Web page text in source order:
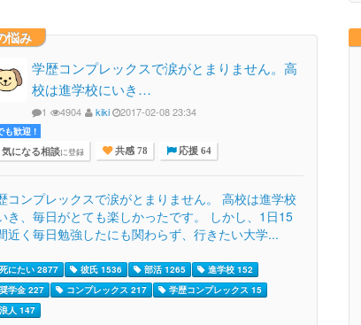
悩み
学歴コンプレックスで涙がとまりません。高
校は進学校にいき…
1 4904 kiki 2017-02-08 23:34
も歓迎 !
気になる相談に登録 共感 78 応援 64
コンプレックスで涙がとまりません。 高校は進学校
き、毎日がとても楽しかったです。 しかし、1日15
近く毎日勉強したにも関わらず、行きたい大学...
にたい 2877 彼氏 1536 部活 1265
進学校 152
学金 227
コンプレックス 217
学歴コンプレックス 15
人 147